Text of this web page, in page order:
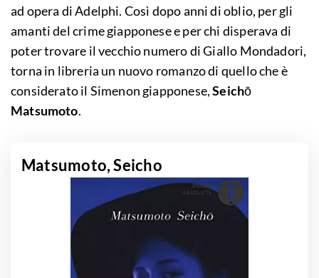
ad opera di Adelphi. Così dopo anni di oblio, per gli
amanti del crime giapponese e per chi disperava di
poter trovare il vecchio numero di Giallo Mondadori,
torna in libreria un nuovo romanzo di quello che è
considerato il Simenon giapponese,Seichō
Matsumoto.
Matsumoto, Seicho